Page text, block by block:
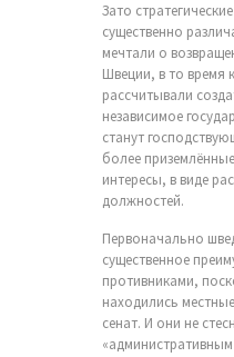
Зато
существенно
мечтали о
Швеции, в то время
рассчитывали
независимое
станут
более
интересы, в виде
должностей.
Первоначально
существенное
противниками,
находились
сенат. И они не